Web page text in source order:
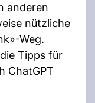
anderen
nützliche
Weg.
Tipps für
ChatGPT